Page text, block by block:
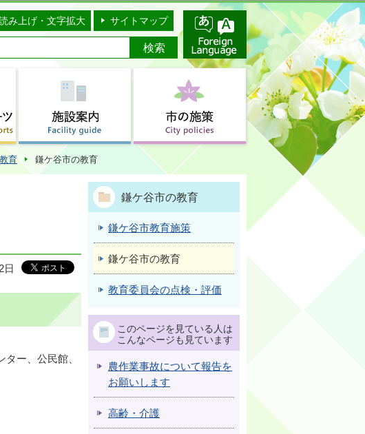
み上げ・文字拡大 サイトマップ
育 鎌ケ谷市の教育
日
ー、公民館、
鎌ケ谷市の教育
鎌ケ谷市教育施策
鎌ケ谷市の教育
教育委員会の点検・評価
このページを見ている人は
こんなページも見ています
農作業事故について報告を
お願いします
高齢・介護